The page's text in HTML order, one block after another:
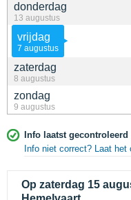
donderdag
13 augustus
vrijdag
7 augustus
zaterdag
8 augustus
zondag
9 augustus
Info laatst
Info niet correct? Laat het
Op zaterdag 15